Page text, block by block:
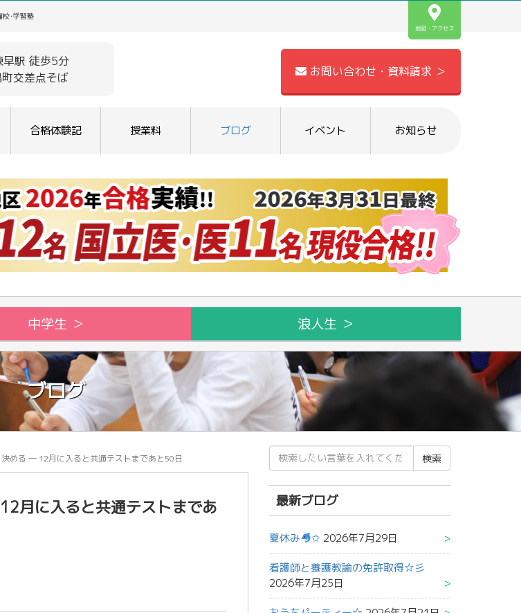
校･学習塾
地図・アクセス
早駅 徒歩5分
交差点そば
お問い合わせ・資料請求 ＞
合格体験記 授業料 ブログ イベント お知らせ
中学生 ＞ 浪人生 ＞
ブログ
決める ― 12月に入ると共通テストまであと50日
月に入ると共通テストまであ
検
索
結
果:
最新ブログ
夏休み ✩ 2026年7月29日
看護師と養護教諭の免許取得☆彡
2026年7月25日